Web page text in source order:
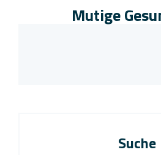
Mutige
Suche